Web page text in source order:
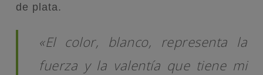
de plata.
«El color, blanco, representa la
fuerza y la valentía que tiene mi